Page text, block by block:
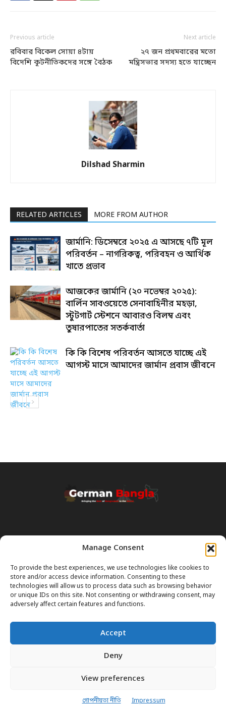
Manage Consent
To provide the best experiences, we use technologies like cookies to
store and/or access device information. Consenting to these
technologies will allow us to process data such as browsing behavior
or unique IDs on this site. Not consenting or withdrawing consent, may
adversely affect certain features and functions.
Accept
Deny
View preferences
গোপনীয়তা নীতি Impressum
Previous article
রবিবার বিকেল সোয়া ৪টায়
বিদেশি কূটনীতিকদের সঙ্গে বৈঠক
Next article
২৭ জন প্রথমবারের মতো
মন্ত্রিসভার সদস্য হতে যাচ্ছেন
Dilshad Sharmin
RELATED ARTICLES MORE FROM AUTHOR
জার্মানি: ডিসেম্বরে ২০২৫ এ আসছে ৭টি মূল
পরিবর্তন – নাগরিকত্ব, পরিবহন ও আর্থিক
খাতে প্রভাব
আজকের জার্মানি (২০ নভেম্বর ২০২৫):
বার্লিন সাবওয়েতে সেনাবাহিনীর মহড়া,
স্টুটগার্ট স্টেশনে আবারও বিলম্ব এবং
তুষারপাতের সতর্কবার্তা
কি কি বিশেষ পরিবর্তন আসতে যাচ্ছে এই
আগস্ট মাসে আমাদের জার্মান প্রবাস জীবনে
Transparency & Disclaimer:
Some content and images on this site are generated with the
assistance of Artificial Intelligence (AI). While we strive for accuracy, AI
can occasionally produce incorrect or outdated information.
Please Note:The content on GermanBangla.com is intended solely
professional advice. Always verify official rules (Visas, Laws, Taxes)
with government authorities before taking action.
আমাদের সম্পর্কে
© German Bangla. Bringing the Best of Bangladesh to the World.